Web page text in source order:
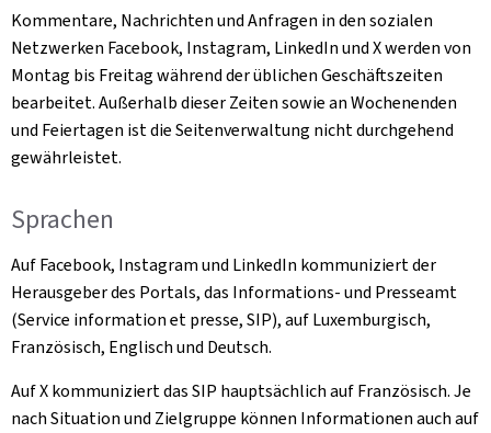
Kommentare, Nachrichten und Anfragen in den sozialen
Netzwerken Facebook, Instagram, LinkedIn und X werden von
Montag bis Freitag während der üblichen Geschäftszeiten
bearbeitet. Außerhalb dieser Zeiten sowie an Wochenenden
und Feiertagen ist die Seitenverwaltung nicht durchgehend
gewährleistet.
Sprachen
Auf Facebook, Instagram und LinkedIn kommuniziert der
Herausgeber des Portals, das Informations- und Presseamt
(Service information et presse, SIP), auf Luxemburgisch,
Französisch, Englisch und Deutsch.
Auf X kommuniziert das SIP hauptsächlich auf Französisch. Je
nach Situation und Zielgruppe können Informationen auch auf